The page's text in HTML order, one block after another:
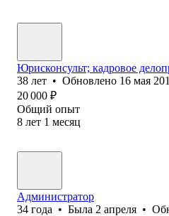
Юрисконсульт; кадровое
38 лет • Обновлено 16 мая
20 000 ₽
Общий опыт
8 лет 1 месяц
Администратор
34 года • Была 2 апреля •